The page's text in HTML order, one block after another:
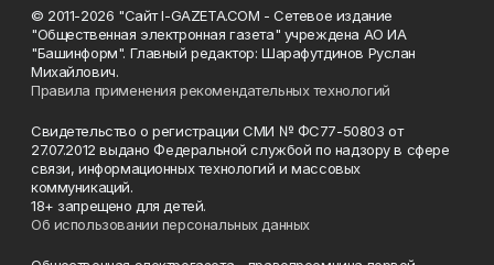
© 2011-2026 "Сайт I-GAZETA.COM - Сетевое издание
"Общественная электронная газета" учреждена АО ИА
"Башинформ". Главный редактор: Шарафутдинов Руслан
Михайлович.
Правила применения рекомендательных технологий
Свидетельство о регистрации СМИ № ФС77-50803 от
27.07.2012 выдано Федеральной службой по надзору в сфере
связи, информационных технологий и массовых
коммуникаций.
18+ запрещено для детей.
Об использовании персональных данных